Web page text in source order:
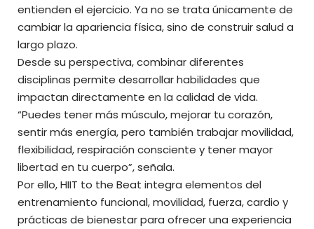
entienden el ejercicio. Ya no se trata únicamente de
cambiar la apariencia física, sino de construir salud a
largo plazo.
Desde su perspectiva, combinar diferentes
disciplinas permite desarrollar habilidades que
impactan directamente en la calidad de vida.
“Puedes tener más músculo, mejorar tu corazón,
sentir más energía, pero también trabajar movilidad,
flexibilidad, respiración consciente y tener mayor
libertad en tu cuerpo”, señala.
Por ello, HIIT to the Beat integra elementos del
entrenamiento funcional, movilidad, fuerza, cardio y
prácticas de bienestar para ofrecer una experiencia